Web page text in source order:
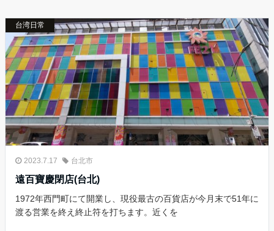
台湾日常
2023.7.17 台北市
遠百寶慶閉店(台北)
1972年西門町にて開業し、現役最古の百貨店が今月末で51年に
渡る営業を終え終止符を打ちます。近くを